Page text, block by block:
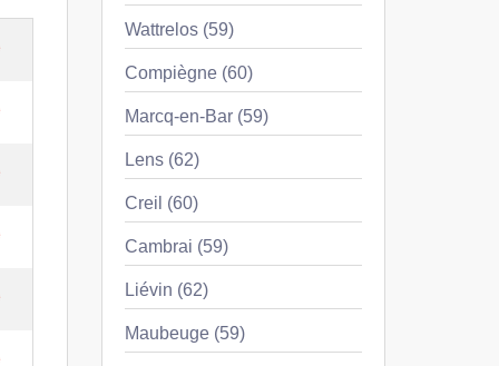
Wattrelos (59)
Compiègne (60)
Marcq-en-Bar (59)
Lens (62)
Creil (60)
Cambrai (59)
Liévin (62)
Maubeuge (59)